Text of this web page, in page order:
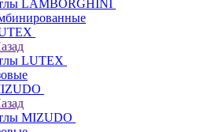
LAMBORGHINI
LUTEX
MIZUDO